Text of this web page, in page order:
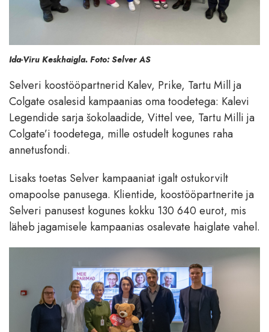
Ida-Viru Keskhaigla. Foto: Selver AS
Selveri koostööpartnerid Kalev, Prike, Tartu Mill ja
Colgate osalesid kampaanias oma toodetega: Kalevi
Legendide sarja šokolaadide, Vittel vee, Tartu Milli ja
Colgate’i toodetega, mille ostudelt kogunes raha
annetusfondi.
Lisaks toetas Selver kampaaniat igalt ostukorvilt
omapoolse panusega. Klientide, koostööpartnerite ja
Selveri panusest kogunes kokku 130 640 eurot, mis
läheb jagamisele kampaanias osalevate haiglate vahel.